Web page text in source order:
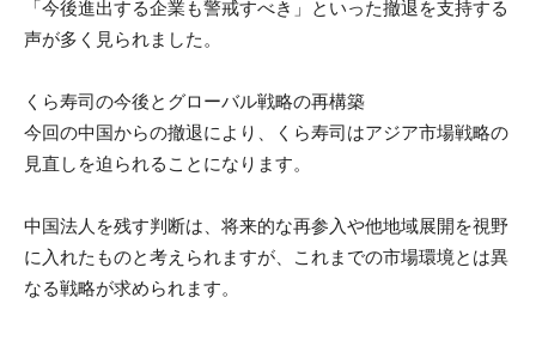
「今後進出する企業も警戒すべき」といった撤退を支持する
声が多く見られました。
くら寿司の今後とグローバル戦略の再構築
今回の中国からの撤退により、くら寿司はアジア市場戦略の
見直しを迫られることになります。
中国法人を残す判断は、将来的な再参入や他地域展開を視野
に入れたものと考えられますが、これまでの市場環境とは異
なる戦略が求められます。